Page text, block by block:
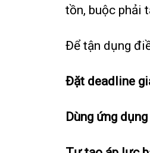
tồn, buộc phải
Để tận dụng
Đặt deadline
Dùng ứng